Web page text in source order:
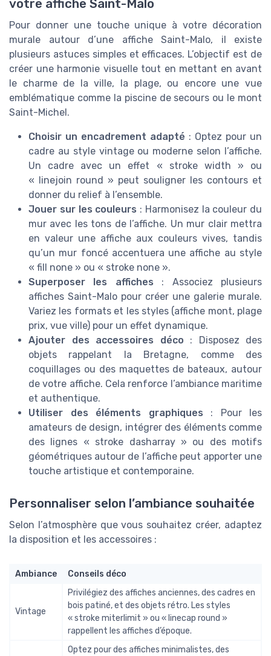
votre affiche Saint-Malo
Pour donner une touche unique à votre décoration
murale autour d’une affiche Saint-Malo, il existe
plusieurs astuces simples et efficaces. L’objectif est de
créer une harmonie visuelle tout en mettant en avant
le charme de la ville, la plage, ou encore une vue
emblématique comme la piscine de secours ou le mont
Saint-Michel.
Choisir un encadrement adapté : Optez pour un
cadre au style vintage ou moderne selon l’affiche.
Un cadre avec un effet « stroke width » ou
« linejoin round » peut souligner les contours et
donner du relief à l’ensemble.
Jouer sur les couleurs : Harmonisez la couleur du
mur avec les tons de l’affiche. Un mur clair mettra
en valeur une affiche aux couleurs vives, tandis
qu’un mur foncé accentuera une affiche au style
« fill none » ou « stroke none ».
Superposer les affiches : Associez plusieurs
affiches Saint-Malo pour créer une galerie murale.
Variez les formats et les styles (affiche mont, plage
prix, vue ville) pour un effet dynamique.
Ajouter des accessoires déco : Disposez des
objets rappelant la Bretagne, comme des
coquillages ou des maquettes de bateaux, autour
de votre affiche. Cela renforce l’ambiance maritime
et authentique.
Utiliser des éléments graphiques : Pour les
amateurs de design, intégrer des éléments comme
des lignes « stroke dasharray » ou des motifs
géométriques autour de l’affiche peut apporter une
touche artistique et contemporaine.
Personnaliser selon l’ambiance souhaitée
Selon l’atmosphère que vous souhaitez créer, adaptez
la disposition et les accessoires :
Ambiance Conseils déco
Vintage
Privilégiez des affiches anciennes, des cadres en
bois patiné, et des objets rétro. Les styles
« stroke miterlimit » ou « linecap round »
rappellent les affiches d’époque.
Optez pour des affiches minimalistes, des